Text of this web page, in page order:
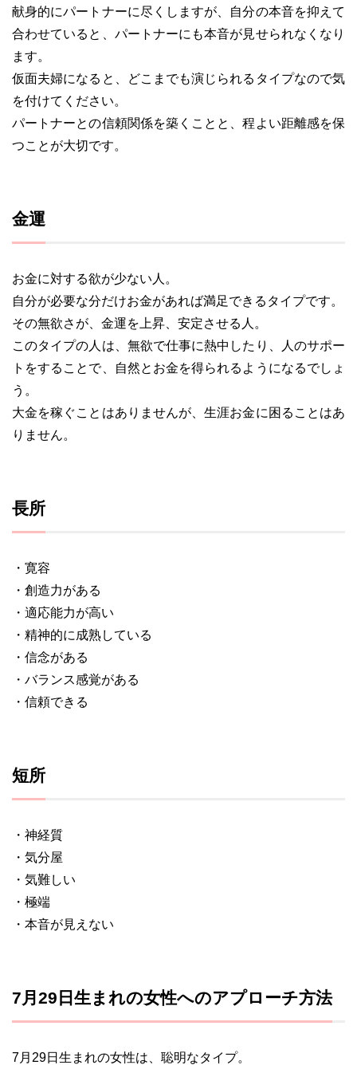
献身的にパートナーに尽くしますが、自分の本音を抑えて
合わせていると、パートナーにも本音が見せられなくなり
ます。
仮面夫婦になると、どこまでも演じられるタイプなので気
を付けてください。
パートナーとの信頼関係を築くことと、程よい距離感を保
つことが大切です。
金運
お金に対する欲が少ない人。
自分が必要な分だけお金があれば満足できるタイプです。
その無欲さが、金運を上昇、安定させる人。
このタイプの人は、無欲で仕事に熱中したり、人のサポー
トをすることで、自然とお金を得られるようになるでしょ
う。
大金を稼ぐことはありませんが、生涯お金に困ることはあ
りません。
長所
・寛容
・創造力がある
・適応能力が高い
・精神的に成熟している
・信念がある
・バランス感覚がある
・信頼できる
短所
・神経質
・気分屋
・気難しい
・極端
・本音が見えない
7月29日生まれの女性へのアプローチ方法
7月29日生まれの女性は、聡明なタイプ。